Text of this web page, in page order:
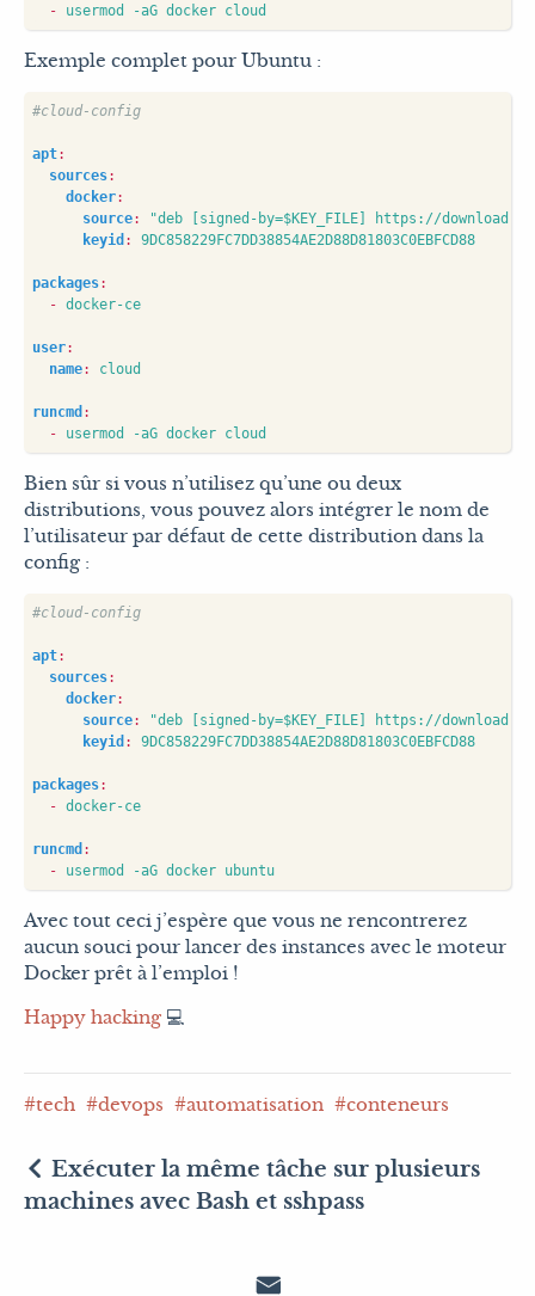
- usermod -aG docker cloud
Exemple complet pour Ubuntu :
#cloud-config
apt:
sources:
docker:
source:
"deb [signed-by=$KEY_FILE] https://
keyid : 9DC858229FC7DD38854AE2D88D81803C0EBFCD88
packages:
- docker-ce
user:
name: cloud
runcmd :
- usermod -aG docker cloud
Bien sûr si vous n’utilisez qu’une ou deux
distributions, vous pouvez alors intégrer le nom de
l’utilisateur par défaut de cette distribution dans la
config :
#cloud-config
apt:
sources:
docker:
source:
"deb [signed-by=$KEY_FILE] https://
keyid : 9DC858229FC7DD38854AE2D88D81803C0EBFCD88
packages:
- docker-ce
runcmd :
- usermod -aG docker ubuntu
Avec tout ceci j’espère que vous ne rencontrerez
aucun souci pour lancer des instances avec le moteur
Docker prêt à l’emploi !
Happy hacking 💻
tech devops automatisation conteneurs
Exécuter la même tâche sur plusieurs
machines avec Bash et sshpass